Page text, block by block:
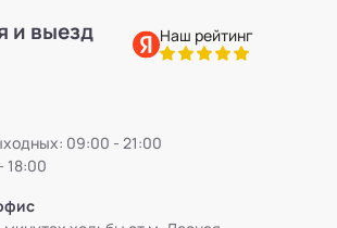
5
39
34
и выезд
Наш рейтинг
09:00 - 21:00
18:00